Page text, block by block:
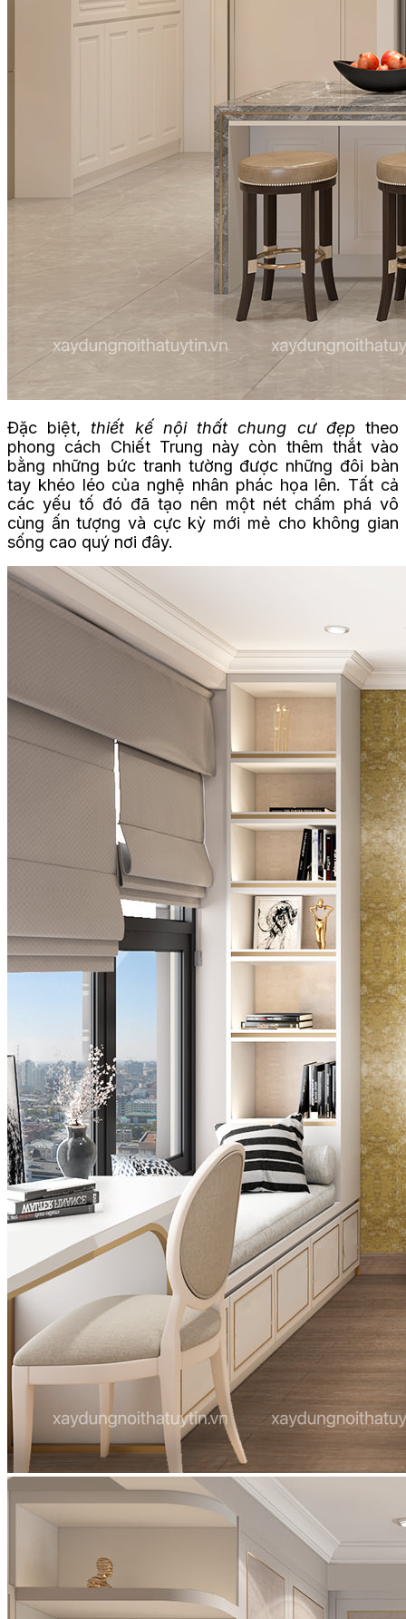
Đặc biệt, thiết kế nội thất chung cư đẹptheo
phong cách Chiết Trung này còn thêm thắt vào
bằng những bức tranh tường được những đôi bàn
tay khéo léo của nghệ nhân phác họa lên. Tất cả
các yếu tố đó đã tạo nên một nét chấm phá vô
cùng ấn tượng và cực kỳ mới mẻ cho không gian
sống cao quý nơi đây.